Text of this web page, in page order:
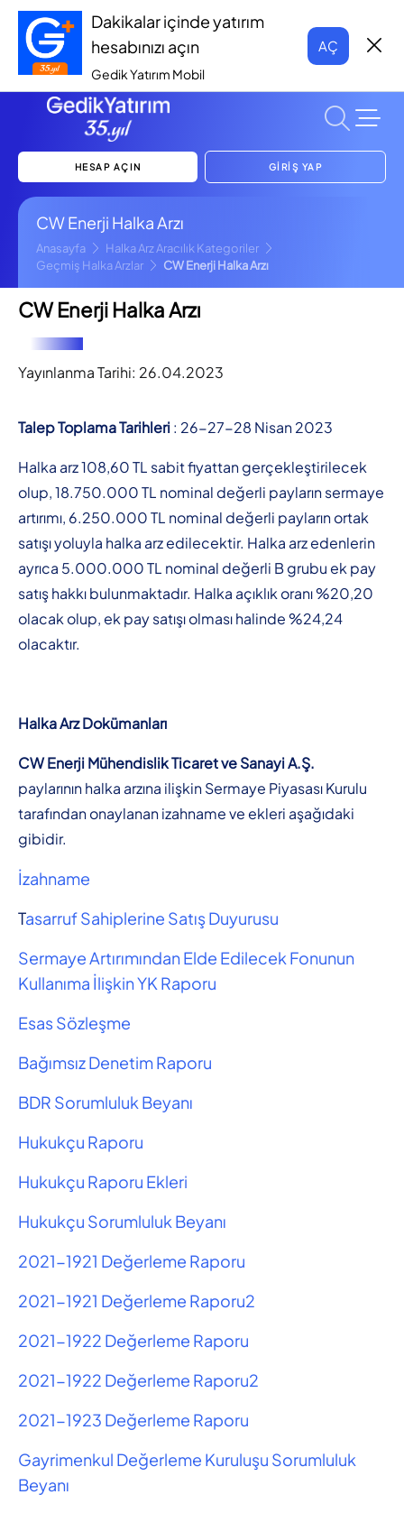
Dakikalar içinde yatırım
hesabınızı açın
Gedik Yatırım Mobil
AÇ
HESAP AÇIN GİRİŞ YAP
CW Enerji Halka Arzı
Anasayfa
Halka Arz Aracılık Kategoriler
Geçmiş Halka Arzlar
CW Enerji Halka Arzı
CW Enerji Halka Arzı
Yayınlanma Tarihi: 26.04.2023
Talep Toplama Tarihleri: 26-27-28 Nisan 2023
Halka arz 108,60 TL sabit fiyattan gerçekleştirilecek
olup, 18.750.000 TL nominal değerli payların sermaye
artırımı, 6.250.000 TL nominal değerli payların ortak
satışı yoluyla halka arz edilecektir. Halka arz edenlerin
ayrıca 5.000.000 TL nominal değerli B grubu ek pay
satış hakkı bulunmaktadır. Halka açıklık oranı %20,20
olacak olup, ek pay satışı olması halinde %24,24
olacaktır.
Halka Arz Dokümanları
CW Enerji Mühendislik Ticaret ve Sanayi A.Ş.
paylarının halka arzına ilişkin Sermaye Piyasası Kurulu
tarafından onaylanan izahname ve ekleri aşağıdaki
gibidir.
İzahname
Tasarruf Sahiplerine Satış Duyurusu
Sermaye Artırımından Elde Edilecek Fonunun
Kullanıma İlişkin YK Raporu
Esas Sözleşme
Bağımsız Denetim Raporu
BDR Sorumluluk Beyanı
Hukukçu Raporu
Hukukçu Raporu Ekleri
Hukukçu Sorumluluk Beyanı
2021-1921 Değerleme Raporu
2021-1921 Değerleme Raporu2
2021-1922 Değerleme Raporu
2021-1922 Değerleme Raporu2
2021-1923 Değerleme Raporu
Gayrimenkul Değerleme Kuruluşu Sorumluluk
Beyanı